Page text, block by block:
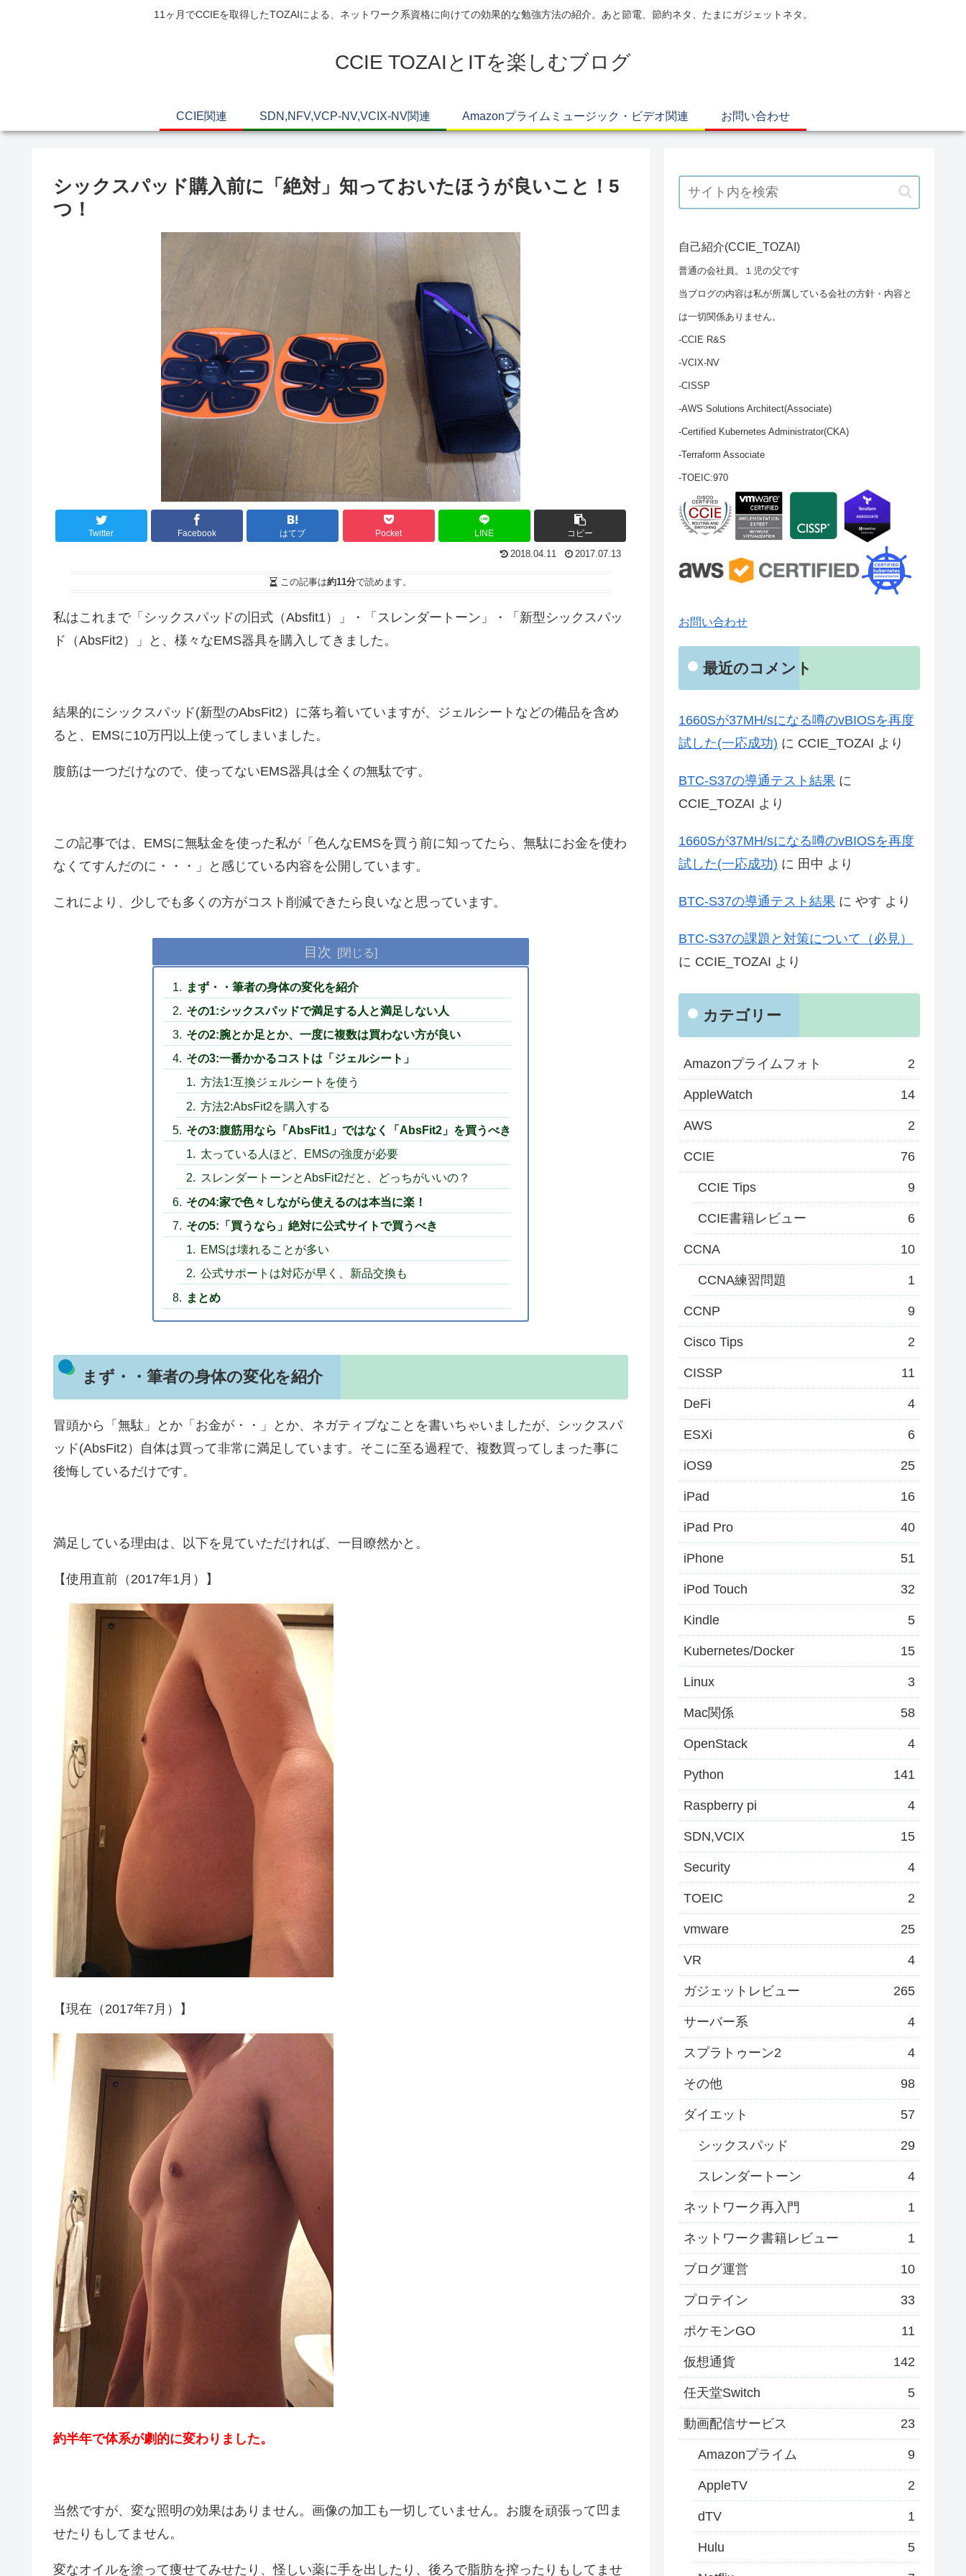
11ヶ月でCCIEを取得したTOZAIによる、ネットワーク系資格に向けての効果的な勉強方法の紹介。あと節電、節約ネタ、たまにガジェットネタ。
CCIE TOZAIとITを楽しむブログ
CCIE関連 SDN,NFV,VCP-NV,VCIX-NV関連 Amazonプライムミュージック・ビデオ関連 お問い合わせ
シックスパッド購入前に「絶対」知っておいたほうが良いこと！5
つ！
Twitter Facebook はてブ Pocket LINE コピー
2018.04.11 2017.07.13
この記事は約11分で読めます。
私はこれまで「シックスパッドの旧式（Absfit1）」・「スレンダートーン」・「新型シックスパッ
ド（AbsFit2）」と、様々なEMS器具を購入してきました。
結果的にシックスパッド(新型のAbsFit2）に落ち着いていますが、ジェルシートなどの備品を含め
ると、EMSに10万円以上使ってしまいました。
腹筋は一つだけなので、使ってないEMS器具は全くの無駄です。
この記事では、EMSに無駄金を使った私が「色んなEMSを買う前に知ってたら、無駄にお金を使わ
なくてすんだのに・・・」と感じている内容を公開しています。
これにより、少しでも多くの方がコスト削減できたら良いなと思っています。
目次
まず・・筆者の身体の変化を紹介
その1:シックスパッドで満足する人と満足しない人
その2:腕とか足とか、一度に複数は買わない方が良い
その3:一番かかるコストは「ジェルシート」
方法1:互換ジェルシートを使う
方法2:AbsFit2を購入する
その3:腹筋用なら「AbsFit1」ではなく「AbsFit2」を買うべき
太っている人ほど、EMSの強度が必要
スレンダートーンとAbsFit2だと、どっちがいいの？
その4:家で色々しながら使えるのは本当に楽！
その5:「買うなら」絶対に公式サイトで買うべき
EMSは壊れることが多い
公式サポートは対応が早く、新品交換も
まとめ
まず・・筆者の身体の変化を紹介
冒頭から「無駄」とか「お金が・・」とか、ネガティブなことを書いちゃいましたが、シックスパ
ッド(AbsFit2）自体は買って非常に満足しています。そこに至る過程で、複数買ってしまった事に
後悔しているだけです。
満足している理由は、以下を見ていただければ、一目瞭然かと。
【使用直前（2017年1月）】
【現在（2017年7月）】
約半年で体系が劇的に変わりました。
当然ですが、変な照明の効果はありません。画像の加工も一切していません。お腹を頑張って凹ま
せたりもしてません。
変なオイルを塗って痩せてみせたり、怪しい薬に手を出したり、後ろで脂肪を搾ったりもしてませ
自己紹介(CCIE_TOZAI)
普通の会社員。１児の父です
当ブログの内容は私が所属している会社の方針・内容と
は一切関係ありません。
-CCIE R&S
-VCIX-NV
-CISSP
-AWS Solutions Architect(Associate)
-Certified Kubernetes Administrator(CKA)
-Terraform Associate
-TOEIC:970
お問い合わせ
最近のコメント
1660Sが37MH/sになる噂のvBIOSを再度
試した(一応成功) に CCIE_TOZAI より
BTC-S37の導通テスト結果 に
CCIE_TOZAI より
1660Sが37MH/sになる噂のvBIOSを再度
試した(一応成功) に 田中 より
BTC-S37の導通テスト結果 に やす より
BTC-S37の課題と対策について（必見）
に CCIE_TOZAI より
カテゴリー
Amazonプライムフォト 2
AppleWatch 14
AWS 2
CCIE 76
CCIE Tips 9
CCIE書籍レビュー 6
CCNA 10
CCNA練習問題 1
CCNP 9
Cisco Tips 2
CISSP 11
DeFi 4
ESXi 6
iOS9 25
iPad 16
iPad Pro 40
iPhone 51
iPod Touch 32
Kindle 5
Kubernetes/Docker 15
Linux 3
Mac関係 58
OpenStack 4
Python 141
Raspberry pi 4
SDN,VCIX 15
Security 4
TOEIC 2
vmware 25
VR 4
ガジェットレビュー 265
サーバー系 4
スプラトゥーン2 4
その他 98
ダイエット 57
シックスパッド 29
スレンダートーン 4
ネットワーク再入門 1
ネットワーク書籍レビュー 1
ブログ運営 10
プロテイン 33
ポケモンGO 11
仮想通貨 142
任天堂Switch 5
動画配信サービス 23
Amazonプライム 9
AppleTV 2
dTV 1
Hulu 5